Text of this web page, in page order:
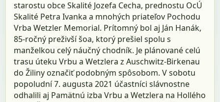
starostu obce Skalité Jozefa Cecha, prednostu OcÚ
Skalité Petra Ivanka a mnohých priateľov Pochodu
Vrba Wetzler Memorial. Prítomný bol aj Ján Hanák,
85-ročný preživší šoa, ktorý prešiel spolu s
manželkou celý náučný chodník. Je plánované celú
trasu úteku Vrbu a Wetzlera z Auschwitz-Birkenau
do Žiliny označiť podobným spôsobom. V sobotu
popoludní 7. augusta 2021 účastníci slávnostne
odhalili aj Pamätnú izba Vrbu a Wetzlera na Hollého